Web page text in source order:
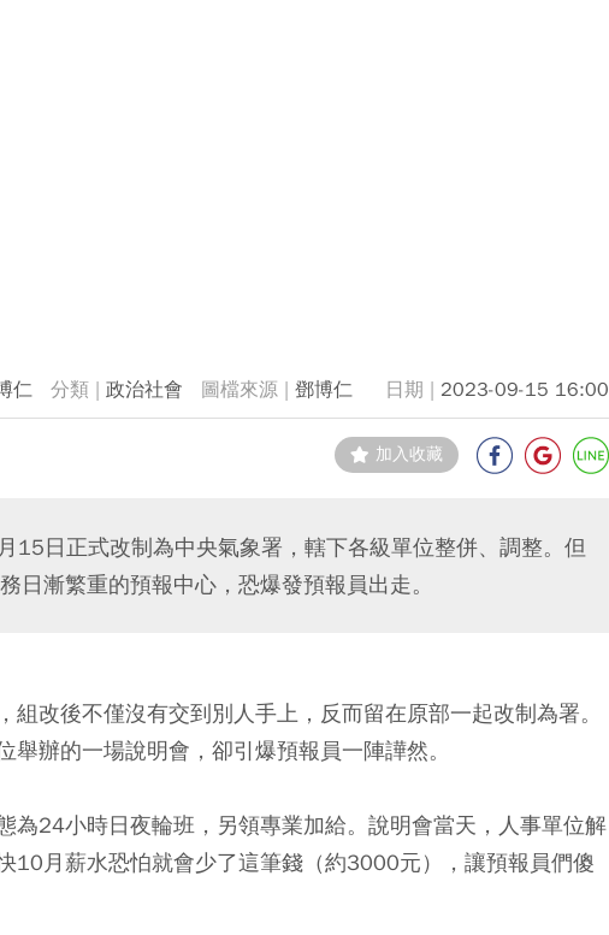
仁 政治社會 鄧博仁 2023-09-15 16:00
加入收藏
15日正式改制為中央氣象署，轄下各級單位整併、調整。但
日漸繁重的預報中心，恐爆發預報員出走。
改後不僅沒有交到別人手上，反而留在原部一起改制為署。
辦的一場說明會，卻引爆預報員一陣譁然。
為24小時日夜輪班，另領專業加給。說明會當天，人事單位解
10月薪水恐怕就會少了這筆錢（約3000元），讓預報員們傻